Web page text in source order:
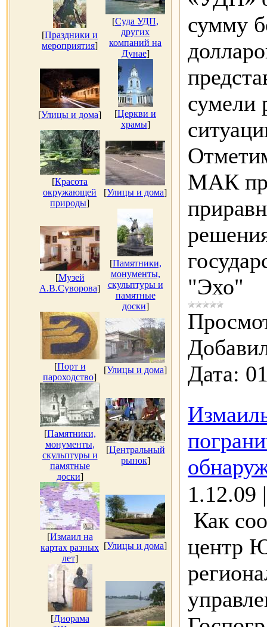
[Праздники и
мероприятия]
[Суда УДП,
других
компаний на
Дунае]
[Улицы и дома] [Церкви и
храмы]
[Красота
окружающей
природы]
[Улицы и дома]
[Музей
А.В.Суворова]
[Памятники,
монументы,
скульптуры и
памятные
доски]
[Порт и
пароходство]
[Улицы и дома]
[Памятники,
монументы,
скульптуры и
памятные
доски]
[Центральный
рынок]
[Измаил на
картах разных
лет]
[Улицы и дома]
[Диорама
сумму
сумели
МАК
"Эхо"
Дата:
1.12.09
Как
центр